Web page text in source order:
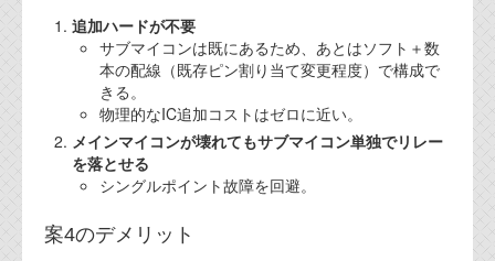
追加ハードが不要
サブマイコンは既にあるため、あとはソフト＋数
本の配線（既存ピン割り当て変更程度）で構成で
きる。
物理的なIC追加コストはゼロに近い。
メインマイコンが壊れてもサブマイコン単独でリレー
を落とせる
シングルポイント故障を回避。
案4のデメリット